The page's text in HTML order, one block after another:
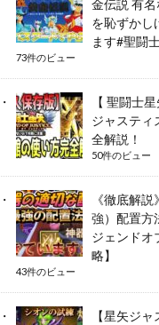
金伝説 有
を恥ずかし
ます#聖闘
73件のビュー
【 聖闘士
ジャスティ
全解説！
50件のビュー
《徹底解
強）配置方
ジェンドオ
略】
43件のビュー
【星矢ジ